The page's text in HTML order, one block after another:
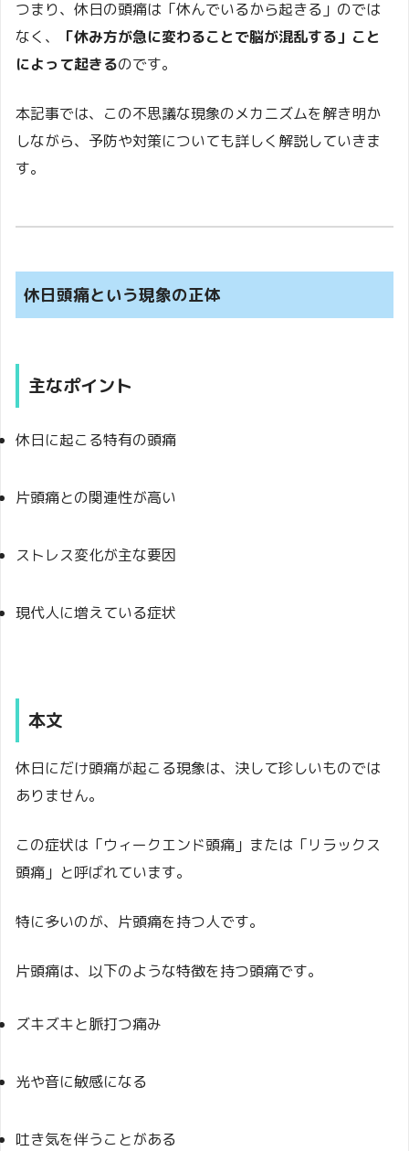
つまり、休日の頭痛は「休んでいるから起きる」のでは
なく、
「休み方が急に変わることで脳が混乱する」こと
によって起きるのです。
本記事では、この不思議な現象のメカニズムを解き明か
しながら、予防や対策についても詳しく解説していきま
す。
休日頭痛という現象の正体
主なポイント
休日に起こる特有の頭痛
片頭痛との関連性が高い
ストレス変化が主な要因
現代人に増えている症状
本文
休日にだけ頭痛が起こる現象は、決して珍しいものでは
ありません。
この症状は「ウィークエンド頭痛」または「リラックス
頭痛」と呼ばれています。
特に多いのが、片頭痛を持つ人です。
片頭痛は、以下のような特徴を持つ頭痛です。
ズキズキと脈打つ痛み
光や音に敏感になる
吐き気を伴うことがある